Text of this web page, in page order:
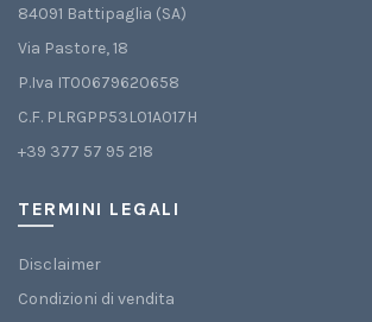
84091 Battipaglia (SA)
Via Pastore, 18
P.Iva IT00679620658
C.F. PLRGPP53L01A017H
+39 377 57 95 218
TERMINI LEGALI
Disclaimer
Condizioni di vendita